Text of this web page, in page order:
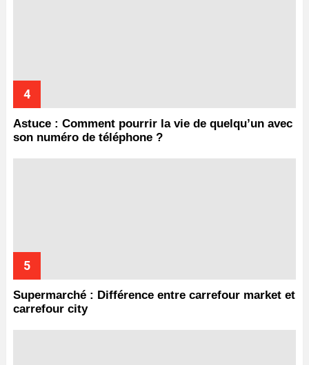
Astuce : Comment pourrir la vie de quelqu’un avec
son numéro de téléphone ?
Supermarché : Différence entre carrefour market et
carrefour city